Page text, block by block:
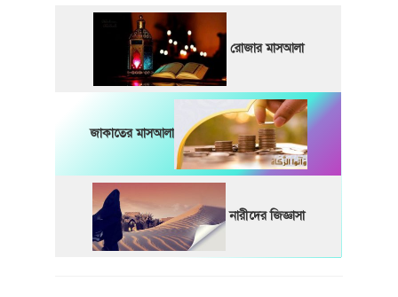
রোজার মাসআলা
জাকাতের মাসআলা
নারীদের জিজ্ঞাসা